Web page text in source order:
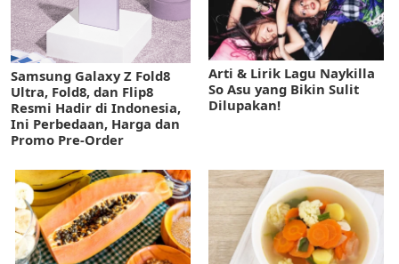
Samsung Galaxy Z Fold8
Ultra, Fold8, dan Flip8
Resmi Hadir di Indonesia,
Ini Perbedaan, Harga dan
Promo Pre-Order
Arti & Lirik Lagu Naykilla
So Asu yang Bikin Sulit
Dilupakan!